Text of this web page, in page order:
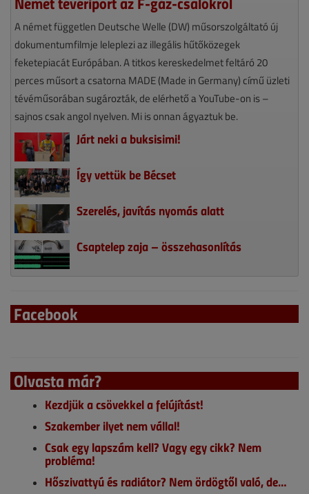
A német független Deutsche Welle (DW) műsorszolgáltató új
dokumentumfilmje leleplezi az illegális hűtőközegek
feketepiacát Európában. A titkos kereskedelmet feltáró 20
perces műsort a csatorna MADE (Made in Germany) című üzleti
tévéműsorában sugározták, de elérhető a YouTube-on is –
sajnos csak angol nyelven. Mi is onnan ágyaztuk be.
Járt neki a buksisimi!
Így vettük be Bécset
Szerelés, javítás nyomás alatt
Csaptelep zaja – összehasonlítás
Facebook
Olvasta már?
Kezdjük a csövekkel a felújítást!
Szakember ilyet nem vállal!
Csak egy lapszám kell? Vagy egy cikk? Nem
probléma!
Hőszivattyú és radiátor? Nem ördögtől való, de…